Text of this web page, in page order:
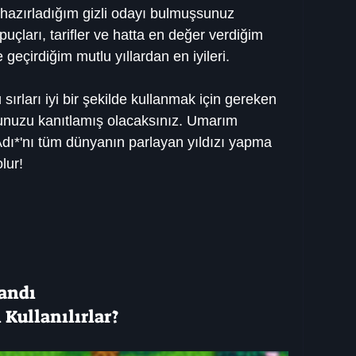
gizli odayı bulmuşsunuz
tarifler ve hatta en değer verdiğim
geçirdiğim mutlu yıllardan en iyileri.
iyi bir şekilde kullanmak için gereken
kanıtlamış olacaksınız. Umarım
tüm dünyanın parlayan yıldızı yapma
Kullanılırlar?